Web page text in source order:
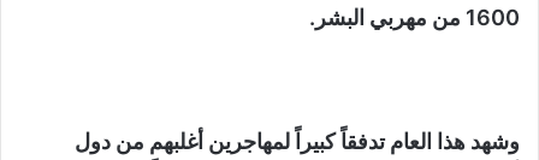
1600 من مهربي البشر.
وشهد هذا العام تدفقاً كبيراً لمهاجرين أغلبهم من دول